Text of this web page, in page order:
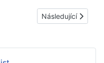
punčochy (borax)
Další článek: Jak
Následující